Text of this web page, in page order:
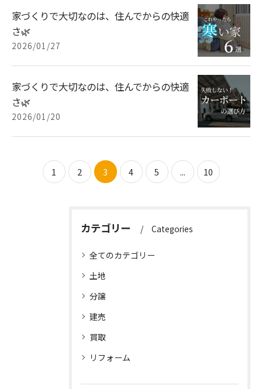
家づくりで大切なのは、住んでからの快適
さ🌿
2026/01/27
家づくりで大切なのは、住んでからの快適
さ🌿
2026/01/20
1 2 3 4 5 ... 10
カテゴリー Categories
全てのカテゴリー
土地
分譲
建売
買取
リフォーム